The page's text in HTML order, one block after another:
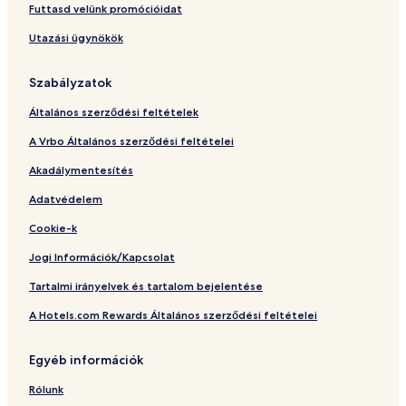
l
o
h
e
W
o
l
ia
t
lt
s
Futtasd velünk promócióidat
Utazási ügynökök
Szabályzatok
Általános szerződési feltételek
A Vrbo Általános szerződési feltételei
Akadálymentesítés
Adatvédelem
Cookie-k
Jogi Információk/Kapcsolat
Tartalmi irányelvek és tartalom bejelentése
A Hotels.com Rewards Általános szerződési feltételei
Egyéb információk
Rólunk